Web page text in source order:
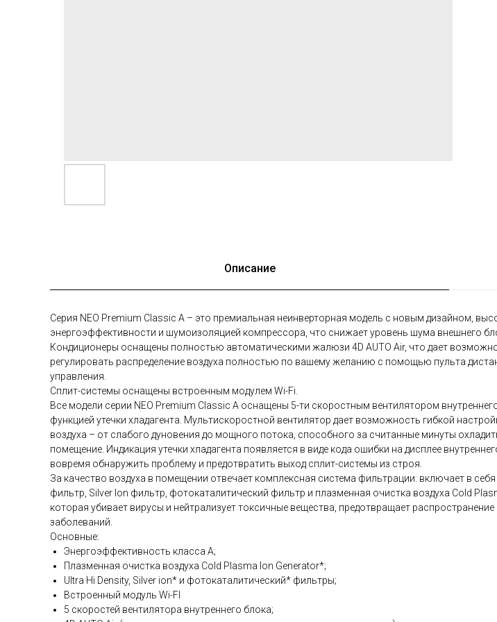
Описание
Серия NEO Premium Classic A – это премиальная неинверторная модель с новым дизайном,
энергоэффективности и шумоизоляцией компрессора, что снижает уровень шума внешнего
Кондиционеры оснащены полностью автоматическими жалюзи 4D AUTO Air, что дает
регулировать распределение воздуха полностью по вашему желанию с помощью пульта
управления.
Сплит-системы оснащены встроенным модулем Wi-Fi.
Все модели серии NEO Premium Classic A оснащены 5-ти скоростным вентилятором
функцией утечки хладагента. Мультискоростной вентилятор дает возможность гибкой
воздуха – от слабого дуновения до мощного потока, способного за считанные минуты
помещение. Индикация утечки хладагента появляется в виде кода ошибки на дисплее
вовремя обнаружить проблему и предотвратить выход сплит-системы из строя.
За качество воздуха в помещении отвечает комплексная система фильтрации: включает в себя
фильтр, Silver Ion фильтр, фотокаталитический фильтр и плазменная очистка воздуха Cold
которая убивает вирусы и нейтрализует токсичные вещества, предотвращает
заболеваний.
Основные:
Энергоэффективность класса А;
Плазменная очистка воздуха Cold Plasma Ion Generator*;
Ultra Hi Density, Silver ion* и фотокаталитический* фильтры;
Встроенный модуль Wi-FI
5 скоростей вентилятора внутреннего блока;